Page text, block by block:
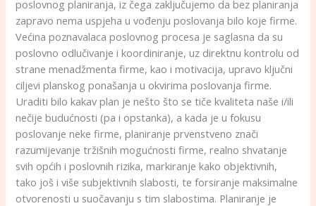
poslovnog planiranja, iz čega zaključujemo da bez planiranja
zapravo nema uspjeha u vođenju poslovanja bilo koje firme.
Većina poznavalaca poslovnog procesa je saglasna da su
poslovno odlučivanje i koordiniranje, uz direktnu kontrolu od
strane menadžmenta firme, kao i motivacija, upravo ključni
ciljevi planskog ponašanja u okvirima poslovanja firme.
Uraditi bilo kakav plan je nešto što se tiče kvaliteta naše i/ili
nečije budućnosti (pa i opstanka), a kada je u fokusu
poslovanje neke firme, planiranje prvenstveno znači
razumijevanje tržišnih mogućnosti firme, realno shvatanje
svih općih i poslovnih rizika, markiranje kako objektivnih,
tako još i više subjektivnih slabosti, te forsiranje maksimalne
otvorenosti u suočavanju s tim slabostima. Planiranje je